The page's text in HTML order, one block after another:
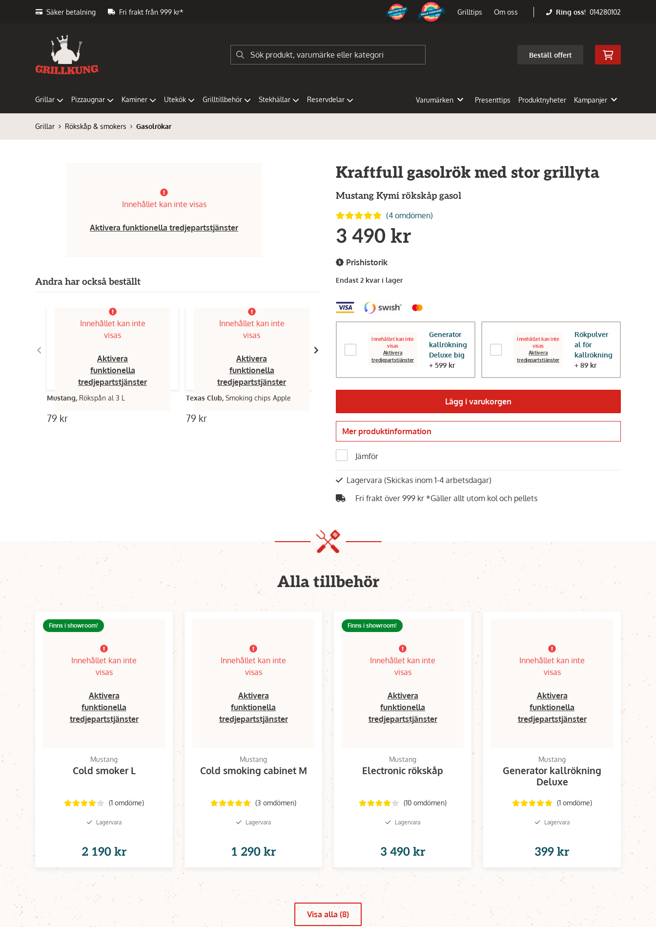
Säker betalning Fri frakt från 999 kr* Grilltips Om oss Ring oss! 014280102
Beställ offert
Grillar Pizzaugnar Kaminer Utekök Grilltillbehör Stekhällar Reservdelar Varumärken Presenttips Produktnyheter Kampanjer
Grillar Rökskåp & smokers Gasolrökar
Innehållet kan inte visas
Aktivera funktionella tredjepartstjänster
Andra har också beställt
Innehållet kan inte
visas
Aktivera
funktionella
tredjepartstjänster
Mustang, Rökspån al 3 L
79 kr
Innehållet kan inte
visas
Aktivera
funktionella
tredjepartstjänster
Texas Club, Smoking chips Apple
79 kr
Innehållet kan inte
visas
Aktivera
149 kr
Innehållet kan inte
visas
Aktivera
IGT, Regulator med slang
249 kr
Kraftfull gasolrök med stor grillyta
Mustang Kymi rökskåp gasol
(4 omdömen)
3 490 kr
Prishistorik
Endast 2 kvar i lager
Innehållet kan inte
visas
Aktivera
tredjepartstjänster
Generator
kallrökning
Deluxe big
+ 599 kr
Innehållet kan inte
visas
Aktivera
tredjepartstjänster
Rökpulver
al för
kallrökning
+ 89 kr
Lägg i varukorgen
Mer produktinformation
Jämför
Lagervara (Skickas inom 1-4 arbetsdagar)
Fri frakt över 999 kr *Gäller allt utom kol och pellets
Alla tillbehör
Finns i showroom!
Innehållet kan inte
visas
Aktivera
funktionella
tredjepartstjänster
Mustang
Cold smoker L
(1 omdöme)
Lagervara
2 190 kr
Innehållet kan inte
visas
Aktivera
funktionella
tredjepartstjänster
Mustang
Cold smoking cabinet M
(3 omdömen)
Lagervara
1 290 kr
Finns i showroom!
Innehållet kan inte
visas
Aktivera
funktionella
tredjepartstjänster
Mustang
Electronic rökskåp
(10 omdömen)
Lagervara
3 490 kr
Innehållet kan inte
visas
Aktivera
funktionella
tredjepartstjänster
Mustang
Generator kallrökning
Deluxe
(1 omdöme)
Lagervara
399 kr
Visa alla (8)